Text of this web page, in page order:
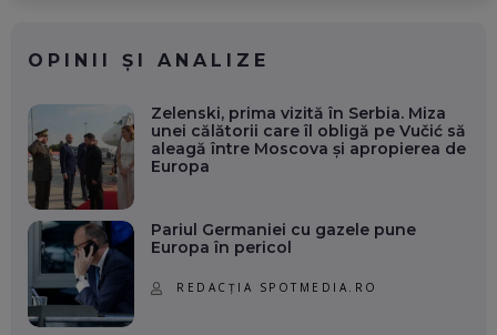
OPINII ȘI ANALIZE
Zelenski, prima vizită în Serbia. Miza
unei călătorii care îl obligă pe Vučić să
aleagă între Moscova și apropierea de
Europa
Pariul Germaniei cu gazele pune
Europa în pericol
REDACȚIA SPOTMEDIA.RO